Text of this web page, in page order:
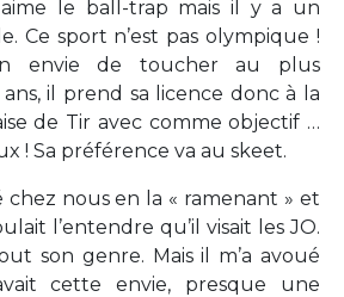
le ball-trap mais il y a un
Ce sport n’est pas olympique !
envie de toucher au plus
il prend sa licence donc à la
de Tir avec comme objectif …
! Sa préférence va au skeet.
chez nous en la « ramenant » et
l’entendre qu’il visait les JO.
son genre. Mais il m’a avoué
cette envie, presque une